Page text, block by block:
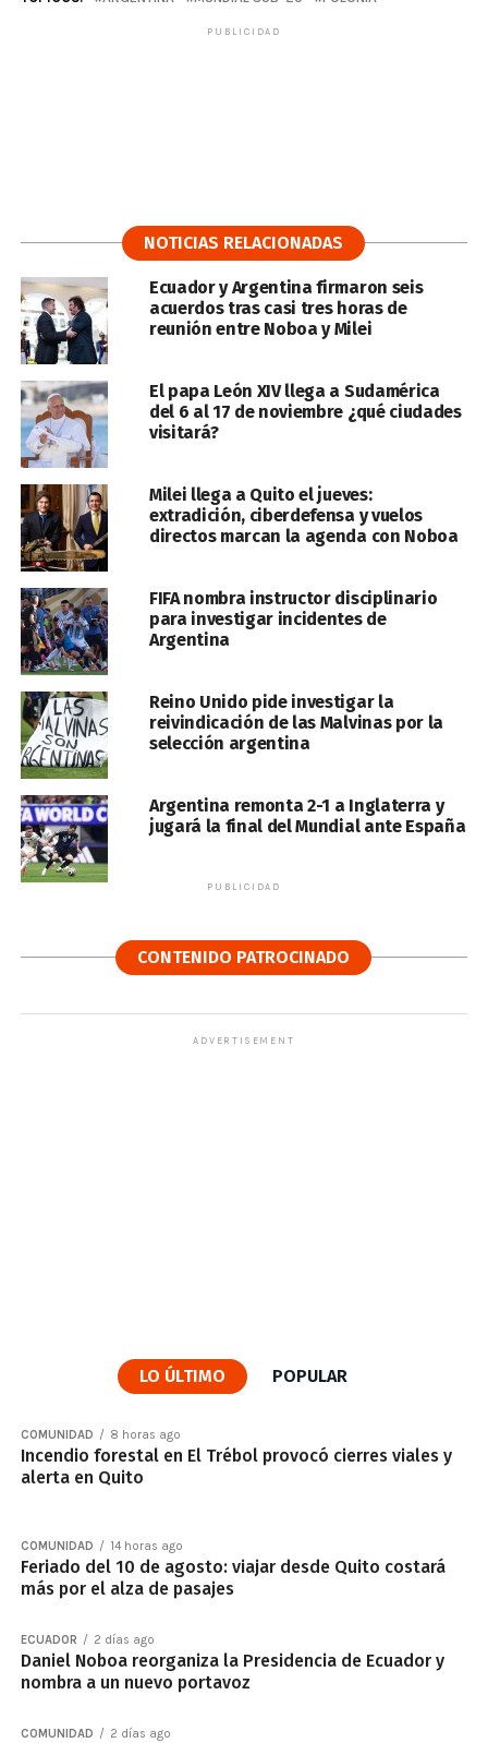
PUBLICIDAD
NOTICIAS RELACIONADAS
Ecuador y Argentina firmaron seis
acuerdos tras casi tres horas de
reunión entre Noboa y Milei
El papa León XIV llega a Sudamérica
del 6 al 17 de noviembre ¿qué ciudades
visitará?
Milei llega a Quito el jueves:
extradición, ciberdefensa y vuelos
directos marcan la agenda con Noboa
FIFA nombra instructor disciplinario
para investigar incidentes de
Argentina
Reino Unido pide investigar la
reivindicación de las Malvinas por la
selección argentina
Argentina remonta 2-1 a Inglaterra y
jugará la final del Mundial ante España
PUBLICIDAD
CONTENIDO PATROCINADO
ADVERTISEMENT
LO ÚLTIMO POPULAR
COMUNIDAD 8 horas ago
Incendio forestal en El Trébol provocó cierres viales y
alerta en Quito
COMUNIDAD 14 horas ago
Feriado del 10 de agosto: viajar desde Quito costará
más por el alza de pasajes
ECUADOR 2 días ago
Daniel Noboa reorganiza la Presidencia de Ecuador y
nombra a un nuevo portavoz
COMUNIDAD 2 días ago